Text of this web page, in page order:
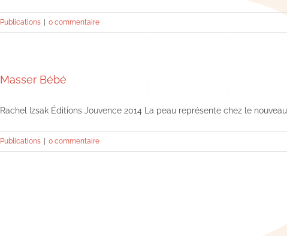
Publications 0 commentaire
Masser Bébé
Rachel Izsak Éditions Jouvence 2014 La peau représente chez le
Publications 0 commentaire